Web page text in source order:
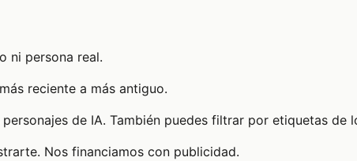
ni persona real.
reciente a más antiguo.
de IA. También puedes filtrar por etiquetas de
Nos financiamos con publicidad.